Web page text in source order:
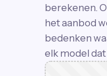
berekenen.
het aanbod
bedenken
elk model